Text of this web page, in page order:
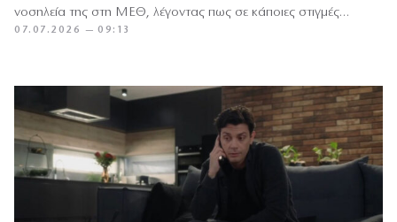
νοσηλεία της στη ΜΕΘ, λέγοντας πως σε κάποιες στιγμές…
07.07.2026 — 09:13